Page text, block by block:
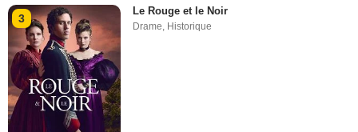
3
Le Rouge et le Noir
Drame, Historique